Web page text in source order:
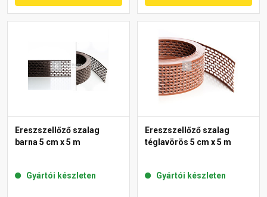
Ereszszellőző szalag
barna 5 cm x 5 m
Gyártói készleten
Ereszszellőző szalag
téglavörös 5 cm x 5 m
Gyártói készleten